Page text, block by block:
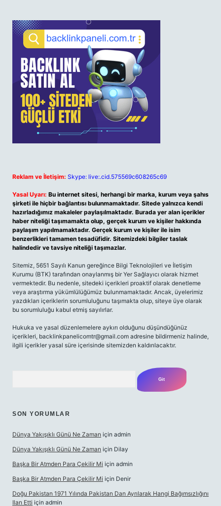
Reklam ve İletişim: Skype: live:.cid.575569c608265c69
Yasal Uyarı: Bu internet sitesi, herhangi bir marka, kurum veya şahıs
şirketi ile hiçbir bağlantısı bulunmamaktadır. Sitede yalnızca kendi
hazırladığımız makaleler paylaşılmaktadır. Burada yer alan içerikler
haber niteliği taşımamakta olup, gerçek kurum ve kişiler hakkında
paylaşım yapılmamaktadır. Gerçek kurum ve kişiler ile isim
benzerlikleri tamamen tesadüfidir. Sitemizdeki bilgiler taslak
halindedir ve tavsiye niteliği taşımazlar.
Sitemiz, 5651 Sayılı Kanun gereğince Bilgi Teknolojileri ve İletişim
Kurumu (BTK) tarafından onaylanmış bir Yer Sağlayıcı olarak hizmet
vermektedir. Bu nedenle, sitedeki içerikleri proaktif olarak denetleme
veya araştırma yükümlülüğümüz bulunmamaktadır. Ancak, üyelerimiz
yazdıkları içeriklerin sorumluluğunu taşımakta olup, siteye üye olarak
bu sorumluluğu kabul etmiş sayılırlar.
Hukuka ve yasal düzenlemelere aykırı olduğunu düşündüğünüz
içerikleri, backlinkpanelicomtr@gmail.com adresine bildirmeniz halinde,
ilgili içerikler yasal süre içerisinde sitemizden kaldırılacaktır.
SON YORUMLAR
Dünya Yakışıklı Günü Ne Zaman için admin
Dünya Yakışıklı Günü Ne Zaman için Dilay
Başka Bir Atmden Para Çekilir Mi için admin
Başka Bir Atmden Para Çekilir Mi için Denir
Doğu Pakistan 1971 Yılında Pakistan Dan Ayrılarak Hangi Bağımsızlığını
Ilan Etti için admin